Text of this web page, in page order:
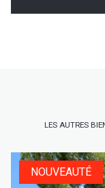
LES AUTRES
NOUVEAUTÉ